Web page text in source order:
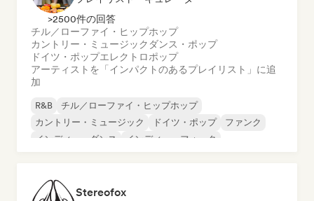
>2500件の回答
チル／ローファイ・ヒップホップ
カントリー・ミュージック ダンス・ポップ
ドイツ・ポップエレクトロポップ
アーティストを「インパクトのあるプレイリスト」に追
加
R&B
チル／ローファイ・ヒップホップ
カントリー・ミュージック
ドイツ・ポップ
ファンク
インディー・ダンス
インディー・フォーク
Stereofox